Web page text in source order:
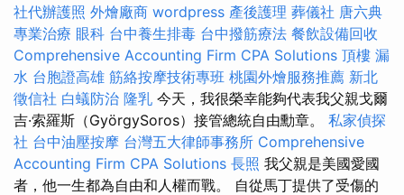
社代辦護照 外燴廠商 wordpress 產後護理 葬儀社 唐六典
專業治療 眼科 台中養生排毒 台中撥筋療法 餐飲設備回收
Comprehensive Accounting Firm CPA Solutions 頂樓 漏
水 台胞證高雄 筋絡按摩技術專班 桃園外燴服務推薦 新北
徵信社 白蟻防治 隆乳 今天，我很榮幸能夠代表我父親戈爾
吉·索羅斯（GyörgySoros）接管總統自由勳章。 私家偵探
社 台中油壓按摩 台灣五大律師事務所 Comprehensive
Accounting Firm CPA Solutions 長照 我父親是美國愛國
者，他一生都為自由和人權而戰。 自從馬丁提供了受傷的